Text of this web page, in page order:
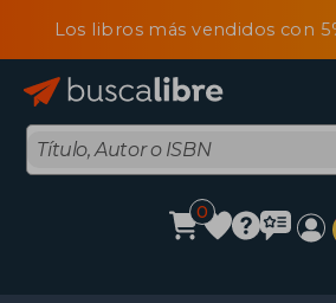
Los libros más vendidos con
0